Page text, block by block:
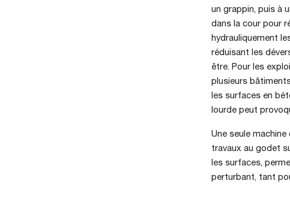
un grappin, puis à
dans la cour pour
hydrauliquement
réduisant les
être. Pour les
plusieurs
les surfaces en
lourde peut
Une seule machine
travaux au godet
les surfaces,
perturbant, tant